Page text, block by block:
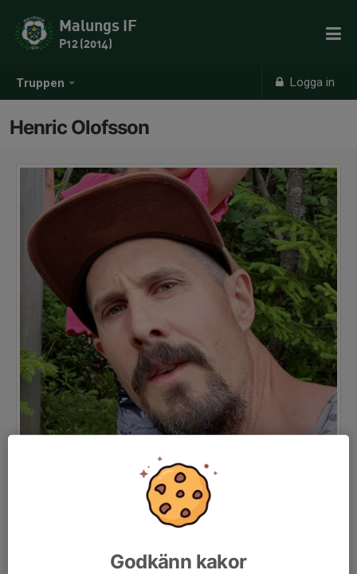
Truppen Logga in
Malungs IF
P12 (2014)
Henric Olofsson
Godkänn kakor